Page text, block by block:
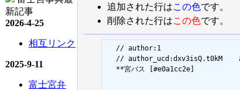
新記事
2026-4-25
相互リンク
2025-9-11
富士宮弁
追加された行はこの色です。
削除された行はこの色です。
  // author:1
  // author_ucd:dxv3isQ.t0kM	admin
  **宮バス [#e0a1cc2e]